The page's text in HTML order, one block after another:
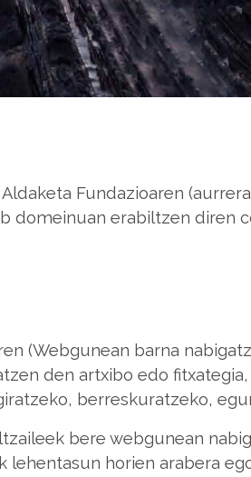
Fundazioaren
domeinuan erabiltzen diren
(Webgunean barna
den artxibo edo
berreskuratzeko,
bere webgunean
horien arabera